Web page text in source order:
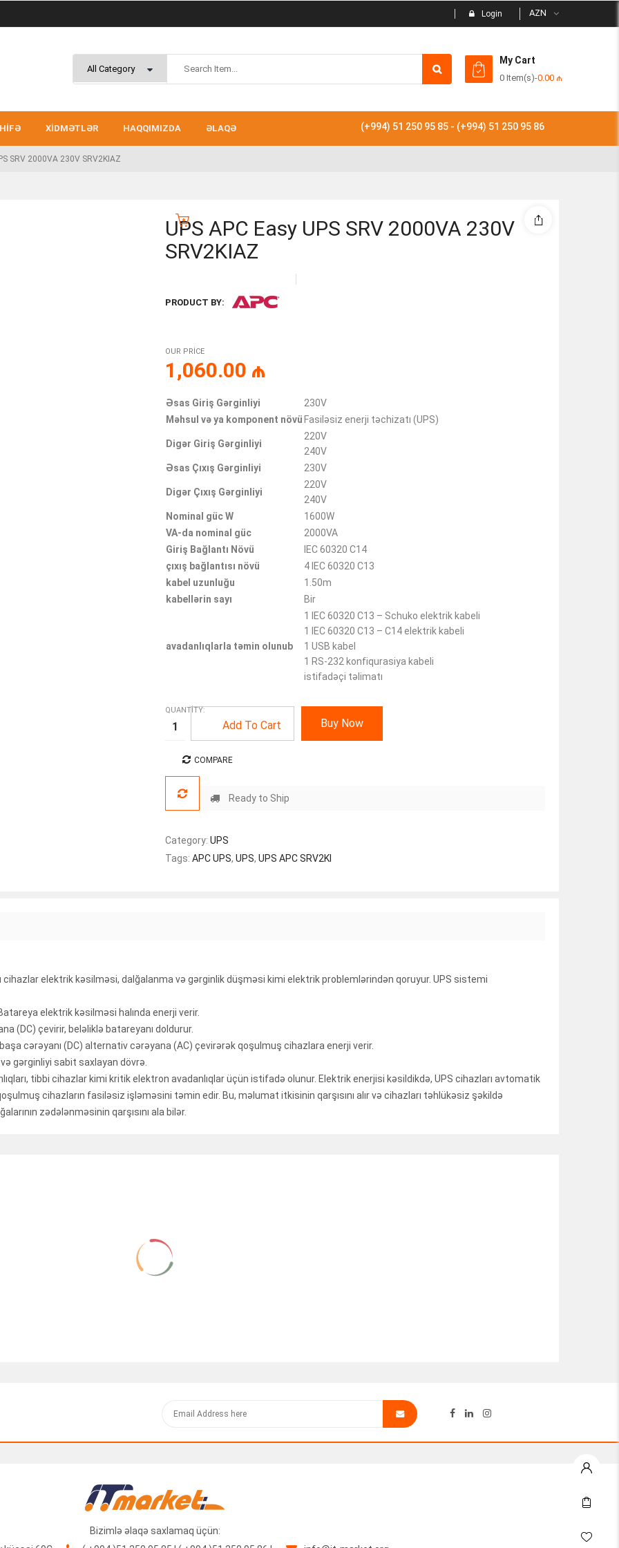
Login AZN
My Cart
0 Item(s)-0.00 ₼
XIDMƏTLƏR HAQQIMIZDA ƏLAQƏ (+994) 51 250 95 85 - (+994) 51 250 95 86
SRV 2000VA 230V SRV2KIAZ
UPS APC Easy UPS SRV 2000VA 230V
SRV2KIAZ
PRODUCT BY:
OUR PRICE
1,060.00 ₼
Əsas Giriş Gərginliyi
230V
Məhsul və ya komponent növü Fasiləsiz enerji təchizatı (UPS)
Digər Giriş Gərginliyi
220V
240V
Əsas Çıxış Gərginliyi
230V
Digər Çıxış Gərginliyi
220V
240V
Nominal güc W
1600W
VA-da nominal güc
2000VA
Giriş Bağlantı Növü
IEC 60320 C14
çıxış bağlantısı növü
4 IEC 60320 C13
kabel uzunluğu
1.50m
kabellərin sayı
Bir
avadanlıqlarla təmin olunub
1 IEC 60320 C13 – Schuko elektrik kabeli
1 IEC 60320 C13 – C14 elektrik kabeli
1 USB kabel
1 RS-232 konfiqurasiya kabeli
istifadəçi təlimatı
QUANTITY:
Add To Cart Buy Now
COMPARE
Ready to Ship
Category: UPS
Tags: APC UPS, UPS, UPS APC SRV2KI
cihazlar elektrik kəsilməsi, dalğalanma və gərginlik düşməsi kimi elektrik problemlərindən qoruyur. UPS sistemi
elektrik kəsilməsi halında enerji verir.
(DC) çevirir, beləliklə batareyanı doldurur.
cərəyanı (DC) alternativ cərəyana (AC) çevirərək qoşulmuş cihazlara enerji verir.
gərginliyi sabit saxlayan dövrə.
tibbi cihazlar kimi kritik elektron avadanlıqlar üçün istifadə olunur. Elektrik enerjisi kəsildikdə, UPS cihazları avtomatik
cihazların fasiləsiz işləməsini təmin edir. Bu, məlumat itkisinin qarşısını alır və cihazları təhlükəsiz şəkildə
zədələnməsinin qarşısını ala bilər.
Bizimlə əlaqə saxlamaq üçün: